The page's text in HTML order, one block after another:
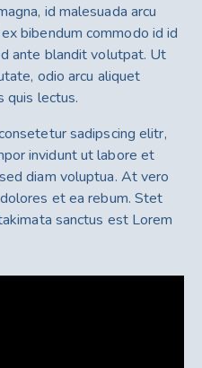
id malesuada arcu
bibendum commodo id id
ante blandit volutpat. Ut
odio arcu aliquet
quis lectus.
sadipscing elitr,
invidunt ut labore et
diam voluptua. At vero
et ea rebum. Stet
sanctus est Lorem